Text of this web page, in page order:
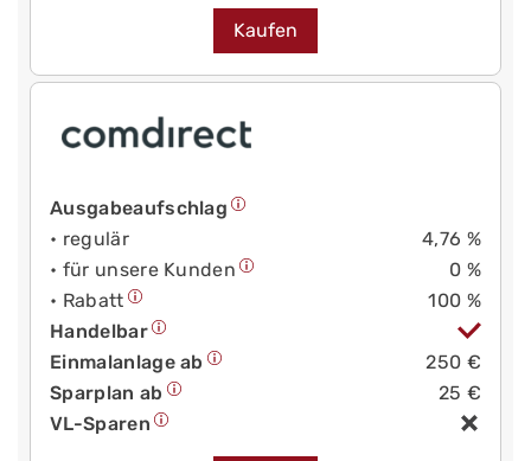
Kaufen
Ausgabeaufschlag
• regulär
4,76 %
• für unsere Kunden
0 %
• Rabatt
100 %
Handelbar
Einmalanlage ab
250 €
Sparplan ab
25 €
VL-Sparen